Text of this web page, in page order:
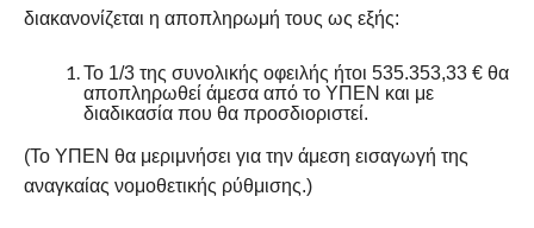
διακανονίζεται η αποπληρωμή τους ως εξής:
Το 1/3 της συνολικής οφειλής ήτοι 535.353,33 € θα
αποπληρωθεί άμεσα από το ΥΠΕΝ και με
διαδικασία που θα προσδιοριστεί.
(Το ΥΠΕΝ θα μεριμνήσει για την άμεση εισαγωγή της
αναγκαίας νομοθετικής ρύθμισης.)